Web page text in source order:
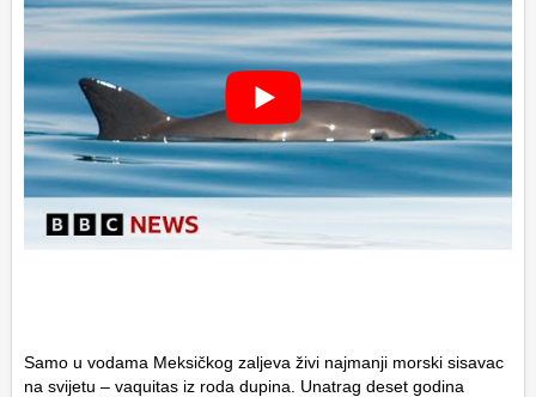
Samo u vodama Meksičkog zaljeva živi najmanji morski sisavac
na svijetu – vaquitas iz roda dupina. Unatrag deset godina